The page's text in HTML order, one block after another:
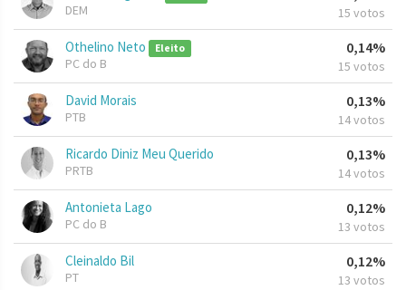
DEM 15 votos
Othelino Neto Eleito
PC do B
0,14%
15 votos
David Morais
PTB
0,13%
14 votos
Ricardo Diniz Meu Querido
PRTB
0,13%
14 votos
Antonieta Lago
PC do B
0,12%
13 votos
Cleinaldo Bil
PT
0,12%
13 votos